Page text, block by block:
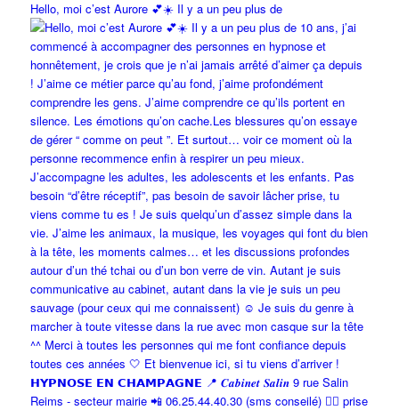
Hello, moi c’est Aurore 💕☀️ Il y a un peu plus de